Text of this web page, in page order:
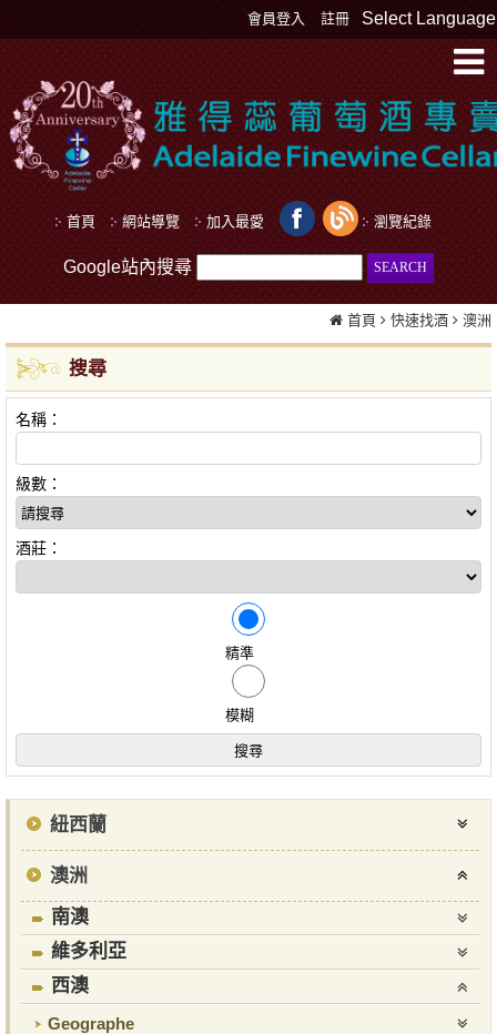
Select Language
會員登入 註冊
首頁 網站導覽 加入最愛 瀏覽紀錄
Google站內搜尋
首頁 快速找酒 澳洲
搜尋
名稱：
級數：
酒莊：
精準
模糊
紐西蘭
澳洲
南澳
維多利亞
西澳
Geographe